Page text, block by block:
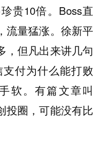
贵10倍。Boss直
流量猛涨。徐新平
，但凡出来讲几句
付为什么能打败
软。有篇文章叫
投圈，可能没有比